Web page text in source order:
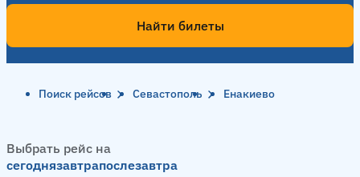
Найти билеты
Поиск рейсов Севастополь Енакиево
Выбрать рейс на
сегоднязавтрапослезавтра